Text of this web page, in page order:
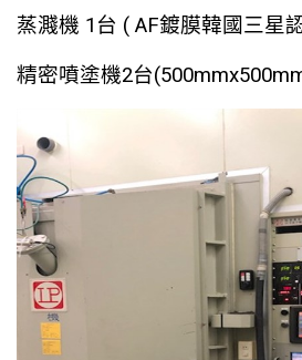
蒸濺機 1台 ( AF鍍膜韓國三星
精密噴塗機2台